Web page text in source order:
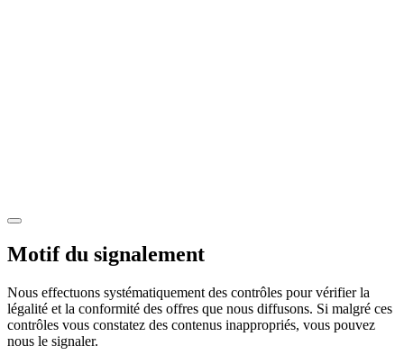
Motif du signalement
Nous effectuons systématiquement des contrôles pour vérifier la
légalité et la conformité des offres que nous diffusons. Si malgré ces
contrôles vous constatez des contenus inappropriés, vous pouvez
nous le signaler.